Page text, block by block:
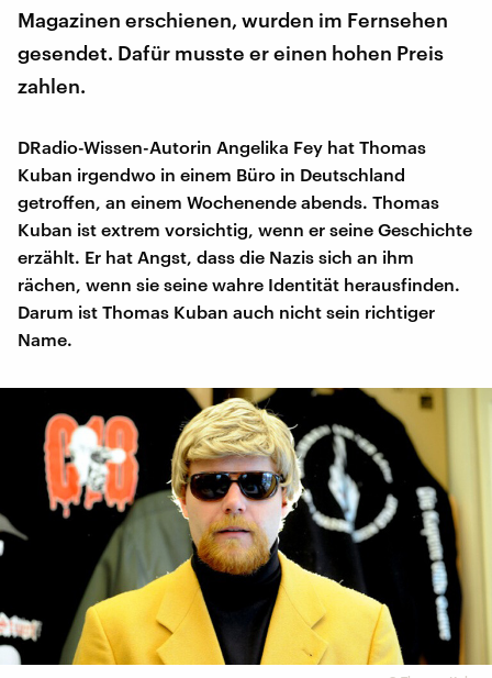
Magazinen erschienen, wurden im Fernsehen
gesendet. Dafür musste er einen hohen Preis
zahlen.
DRadio-Wissen-Autorin Angelika Fey hat Thomas
Kuban irgendwo in einem Büro in Deutschland
getroffen, an einem Wochenende abends. Thomas
Kuban ist extrem vorsichtig, wenn er seine Geschichte
erzählt. Er hat Angst, dass die Nazis sich an ihm
rächen, wenn sie seine wahre Identität herausfinden.
Darum ist Thomas Kuban auch nicht sein richtiger
Name.